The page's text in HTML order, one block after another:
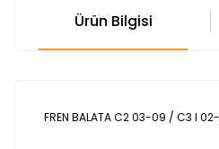
Ürün Bilgisi
FREN BALATA C2 03-09 / C3 I 02-